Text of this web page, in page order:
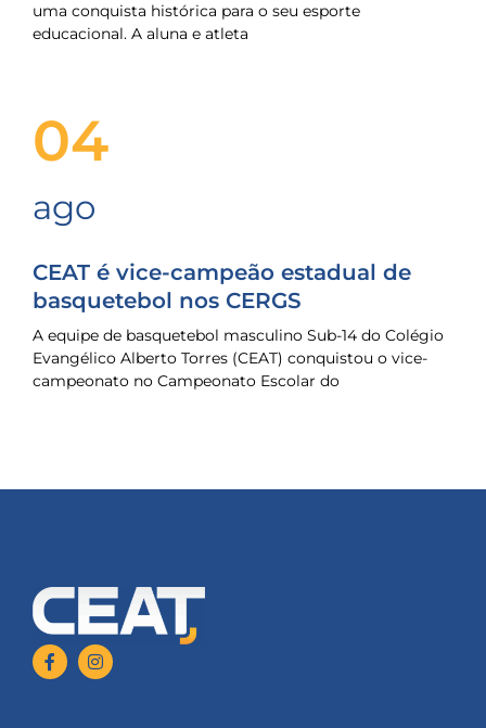
uma conquista histórica para o seu esporte
educacional. A aluna e atleta
04
ago
CEAT é vice-campeão estadual de
basquetebol nos CERGS
A equipe de basquetebol masculino Sub-14 do Colégio
Evangélico Alberto Torres (CEAT) conquistou o vice-
campeonato no Campeonato Escolar do